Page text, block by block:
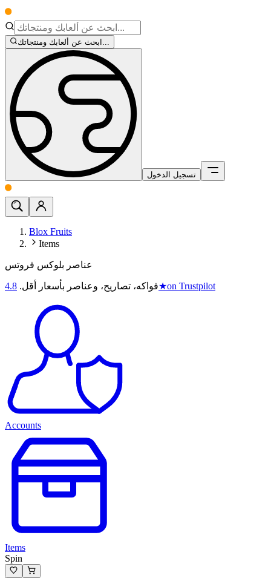
ابحث عن ألعابك ومنتجاتك...
تسجيل الدخول
Blox Fruits
Items
عناصر بلوكس فروتس
فواكه، تصاريح، وعناصر بأسعار أقل. 4.8 ★on Trustpilot
Accounts
Items
Spin